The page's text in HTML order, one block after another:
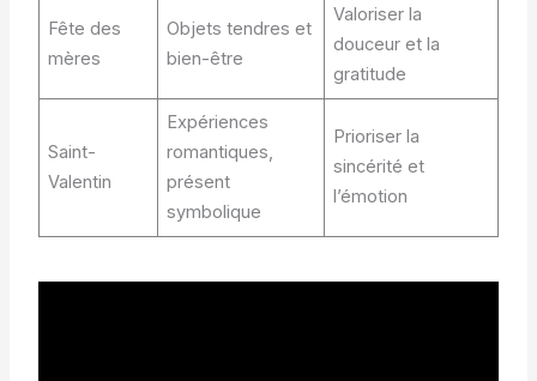
Fête des
mères
Objets tendres et
bien-être
Valoriser la
douceur et la
gratitude
Saint-
Valentin
Expériences
romantiques,
présent
symbolique
Prioriser la
sincérité et
l’émotion